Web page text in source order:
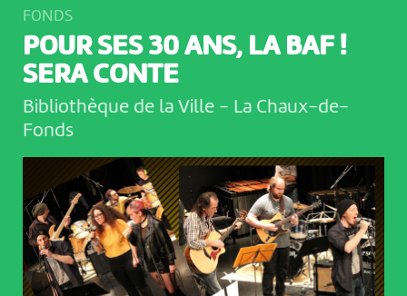
FONDS
POUR SES 30 ANS, LA BAF !
SERA CONTE
Bibliothèque de la Ville - La Chaux-de-
Fonds